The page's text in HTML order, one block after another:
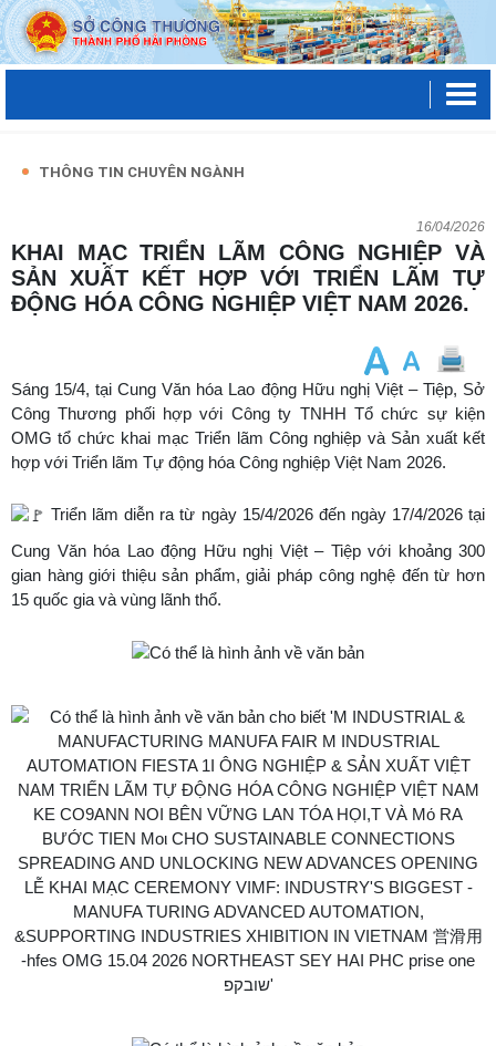
THÔNG TIN CHUYÊN NGÀNH
16/04/2026
KHAI MẠC TRIỂN LÃM CÔNG NGHIỆP VÀ
SẢN XUẤT KẾT HỢP VỚI TRIỂN LÃM TỰ
ĐỘNG HÓA CÔNG NGHIỆP VIỆT NAM 2026.
Sáng 15/4, tại Cung Văn hóa Lao động Hữu nghị Việt – Tiệp, Sở
Công Thương phối hợp với Công ty TNHH Tổ chức sự kiện
OMG tổ chức khai mạc Triển lãm Công nghiệp và Sản xuất kết
hợp với Triển lãm Tự động hóa Công nghiệp Việt Nam 2026.
Triển lãm diễn ra từ ngày 15/4/2026 đến ngày 17/4/2026 tại
Cung Văn hóa Lao động Hữu nghị Việt – Tiệp với khoảng 300
gian hàng giới thiệu sản phẩm, giải pháp công nghệ đến từ hơn
15 quốc gia và vùng lãnh thổ.